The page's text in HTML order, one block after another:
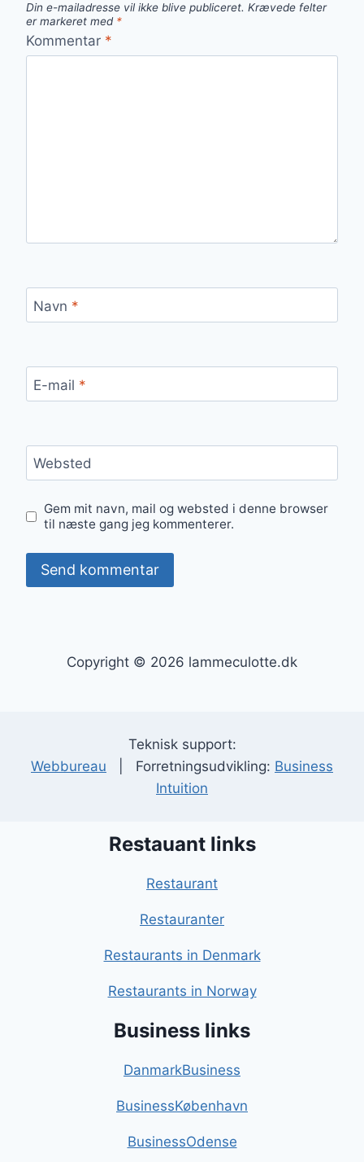
Din e-mailadresse vil ikke blive publiceret. Krævede felter
er markeret med *
Kommentar *
Navn *
E-mail *
Websted
Gem mit navn, mail og websted i denne browser
til næste gang jeg kommenterer.
Copyright © 2026 lammeculotte.dk
Teknisk support:
Webbureau | Forretningsudvikling: Business
Intuition
Restauant links
Restaurant
Restauranter
Restaurants in Denmark
Restaurants in Norway
Business links
DanmarkBusiness
BusinessKøbenhavn
BusinessOdense